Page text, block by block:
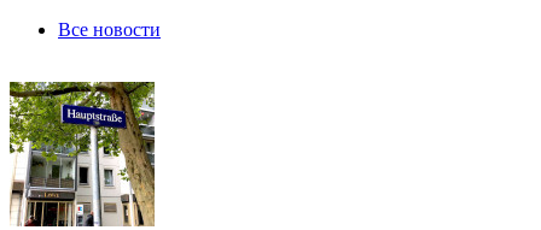
Все новости